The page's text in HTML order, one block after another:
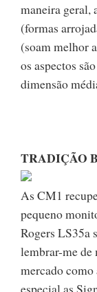
maneira geral,
(formas
(soam melhor
os aspectos
dimensão
TRADIÇÃO
As CM1
pequeno
Rogers LS35a
lembrar-me de
mercado como
especial as